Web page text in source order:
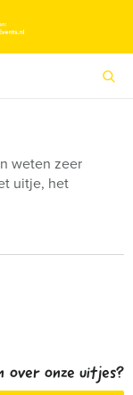
weten zeer
uitje, het
over onze uitjes?